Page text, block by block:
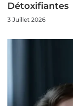
Détoxifiantes
3 Juillet 2026